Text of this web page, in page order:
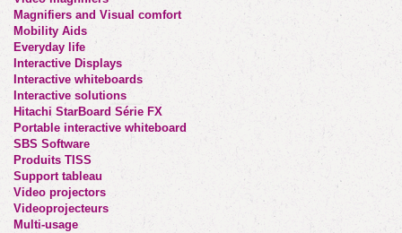
Magnifiers and Visual comfort
Mobility Aids
Everyday life
Interactive Displays
Interactive whiteboards
Interactive solutions
Hitachi StarBoard Série FX
Portable interactive whiteboard
SBS Software
Produits TISS
Support tableau
Video projectors
Videoprojecteurs
Multi-usage